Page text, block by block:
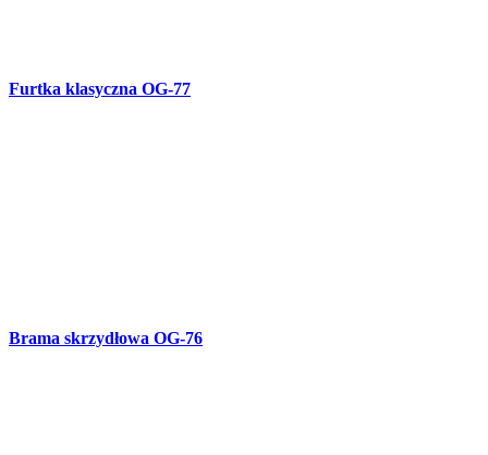
Balustrada tarasowa kuta B-72
Ogrodzenie OG-75